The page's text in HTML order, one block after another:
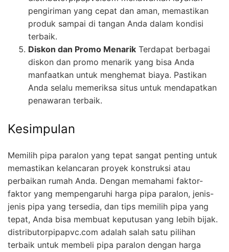
pengiriman yang cepat dan aman, memastikan
produk sampai di tangan Anda dalam kondisi
terbaik.
Diskon dan Promo Menarik Terdapat berbagai
diskon dan promo menarik yang bisa Anda
manfaatkan untuk menghemat biaya. Pastikan
Anda selalu memeriksa situs untuk mendapatkan
penawaran terbaik.
Kesimpulan
Memilih pipa paralon yang tepat sangat penting untuk
memastikan kelancaran proyek konstruksi atau
perbaikan rumah Anda. Dengan memahami faktor-
faktor yang mempengaruhi harga pipa paralon, jenis-
jenis pipa yang tersedia, dan tips memilih pipa yang
tepat, Anda bisa membuat keputusan yang lebih bijak.
distributorpipapvc.com adalah salah satu pilihan
terbaik untuk membeli pipa paralon dengan harga